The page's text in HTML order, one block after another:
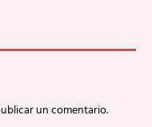
un comentario.